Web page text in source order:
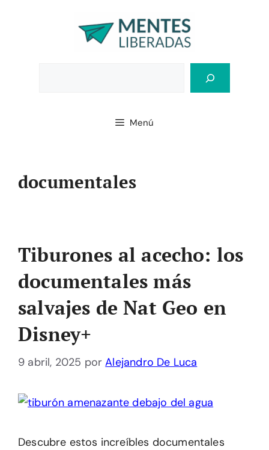
Menú
documentales
Tiburones al acecho: los
documentales más
salvajes de Nat Geo en
Disney+
9 abril, 2025 porAlejandro De Luca
Descubre estos increíbles documentales